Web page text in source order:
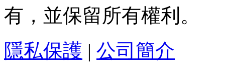
有，並保留所有權利。
隱私保護 | 公司簡介